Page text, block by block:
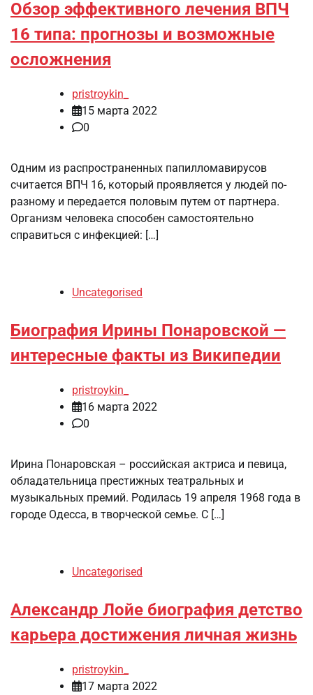
Обзор эффективного лечения ВПЧ
16 типа: прогнозы и возможные
осложнения
pristroykin_
15 марта 2022
0
Одним из распространенных папилломавирусов
считается ВПЧ 16, который проявляется у людей по-
разному и передается половым путем от партнера.
Организм человека способен самостоятельно
справиться с инфекцией: […]
Uncategorised
Биография Ирины Понаровской —
интересные факты из Википедии
pristroykin_
16 марта 2022
0
Ирина Понаровская – российская актриса и певица,
обладательница престижных театральных и
музыкальных премий. Родилась 19 апреля 1968 года в
городе Одесса, в творческой семье. С […]
Uncategorised
Александр Лойе биография детство
карьера достижения личная жизнь
pristroykin_
17 марта 2022